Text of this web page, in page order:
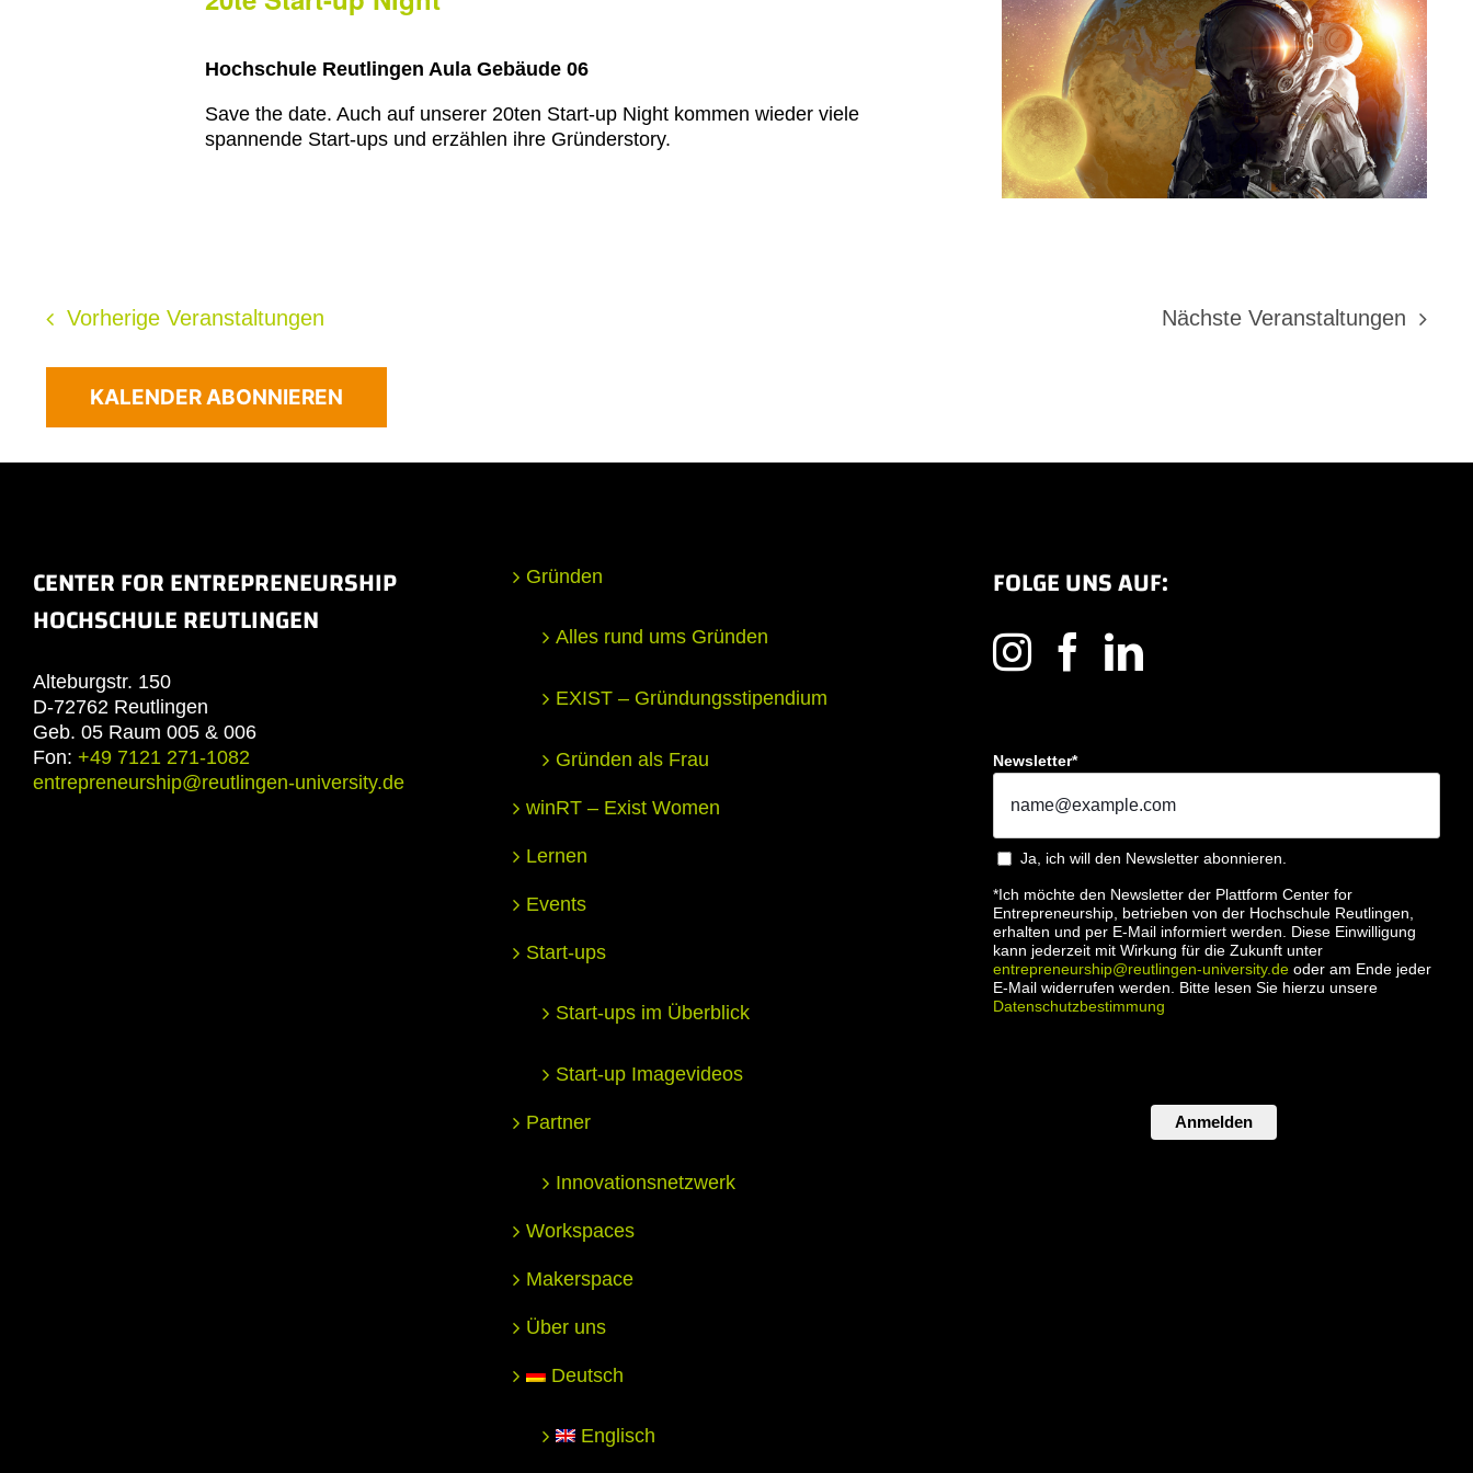
Hochschule Reutlingen Aula Gebäude 06
Save the date. Auch auf unserer 20ten Start-up Night kommen wieder viele
spannende Start-ups und erzählen ihre Gründerstory.
Vorherige Veranstaltungen NächsteVeranstaltungen
KALENDER ABONNIEREN
CENTER FOR ENTREPRENEURSHIP
HOCHSCHULE REUTLINGEN
Alteburgstr. 150
D-72762 Reutlingen
Geb. 05 Raum 005 & 006
Fon: +49 7121 271-1082
entrepreneurship@reutlingen-university.de
Gründen
Alles rund ums Gründen
EXIST – Gründungsstipendium
Gründen als Frau
winRT – Exist Women
Lernen
Events
Start-ups
Start-ups im Überblick
Start-up Imagevideos
Partner
Innovationsnetzwerk
Workspaces
Makerspace
Über uns
Deutsch
Englisch
FOLGE UNS AUF:
Newsletter*
Ja, ich will den Newsletter abonnieren.
*Ich möchte den Newsletter der Plattform Center for
Entrepreneurship, betrieben von der Hochschule Reutlingen,
erhalten und per E-Mail informiert werden. Diese Einwilligung
kann jederzeit mit Wirkung für die Zukunft unter
entrepreneurship@reutlingen-university.de oder am Ende jeder
E-Mail widerrufen werden. Bitte lesen Sie hierzu unsere
Datenschutzbestimmung
Anmelden